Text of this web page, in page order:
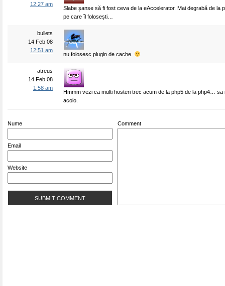
12:27 am
Slabe șanse să fi fost ceva de la eAccelerator. Mai degrabă de la
pe care îl folosești…
bullets
14 Feb 08
12:51 am
nu folosesc plugin de cache.
atreus
14 Feb 08
1:58 am
Hmmm vezi ca multi hosteri trec acum de la php5 de la php4… sa
acolo.
Nume
Email
Website
Comment